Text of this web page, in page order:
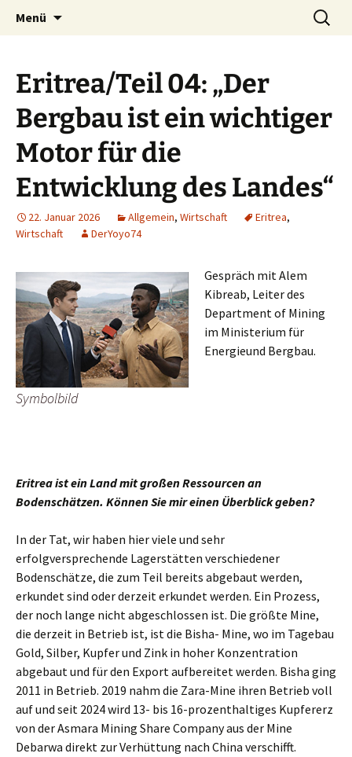
AFRICA live
Seit 1998: Aktuelles aus und mit Bezug zu
Afrika
Menü
Suchen
nach:
Eritrea/Teil 04: „Der
Bergbau ist ein wichtiger
Motor für die
Entwicklung des Landes“
22. Januar 2026 Allgemein, Wirtschaft Eritrea,
Wirtschaft
DerYoyo74
Symbolbild
Gespräch mit Alem
Kibreab, Leiter des
Department of Mining
im Ministerium für
Energieund Bergbau.
Eritrea ist ein Land mit großen Ressourcen an
Bodenschätzen. Können Sie mir einen Überblick geben?
In der Tat, wir haben hier viele und sehr
erfolgversprechende Lagerstätten verschiedener
Bodenschätze, die zum Teil bereits abgebaut werden,
erkundet sind oder derzeit erkundet werden. Ein Prozess,
der noch lange nicht abgeschlossen ist. Die größte Mine,
die derzeit in Betrieb ist, ist die Bisha- Mine, wo im Tagebau
Gold, Silber, Kupfer und Zink in hoher Konzentration
abgebaut und für den Export aufbereitet werden. Bisha ging
2011 in Betrieb. 2019 nahm die Zara-Mine ihren Betrieb voll
auf und seit 2024 wird 13- bis 16-prozenthaltiges Kupfererz
von der Asmara Mining Share Company aus der Mine
Debarwa direkt zur Verhüttung nach China verschifft.